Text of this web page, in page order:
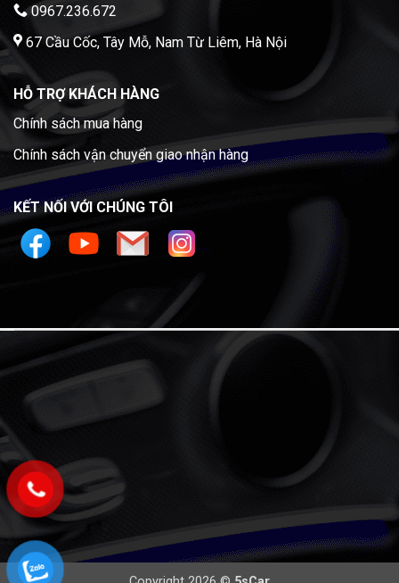
0967.236.672
67 Cầu Cốc, Tây Mỗ, Nam Từ Liêm, Hà Nội
HỖ TRỢ KHÁCH HÀNG
Chính sách mua hàng
Chính sách vận chuyển giao nhận hàng
KẾT NỐI VỚI CHÚNG TÔI